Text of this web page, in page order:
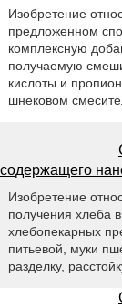
Изобретение
предложенном
комплексную
получаемую
кислоты и
шнековом
содержащего
Изобретение
получения хлеба
хлебопекарных
питьевой, муки
разделку,